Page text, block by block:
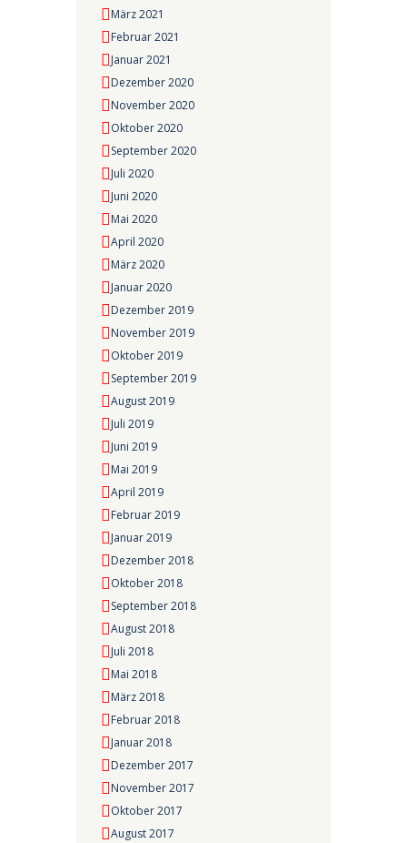
März 2021
Februar 2021
Januar 2021
Dezember 2020
November 2020
Oktober 2020
September 2020
Juli 2020
Juni 2020
Mai 2020
April 2020
März 2020
Januar 2020
Dezember 2019
November 2019
Oktober 2019
September 2019
August 2019
Juli 2019
Juni 2019
Mai 2019
April 2019
Februar 2019
Januar 2019
Dezember 2018
Oktober 2018
September 2018
August 2018
Juli 2018
Mai 2018
März 2018
Februar 2018
Januar 2018
Dezember 2017
November 2017
Oktober 2017
August 2017